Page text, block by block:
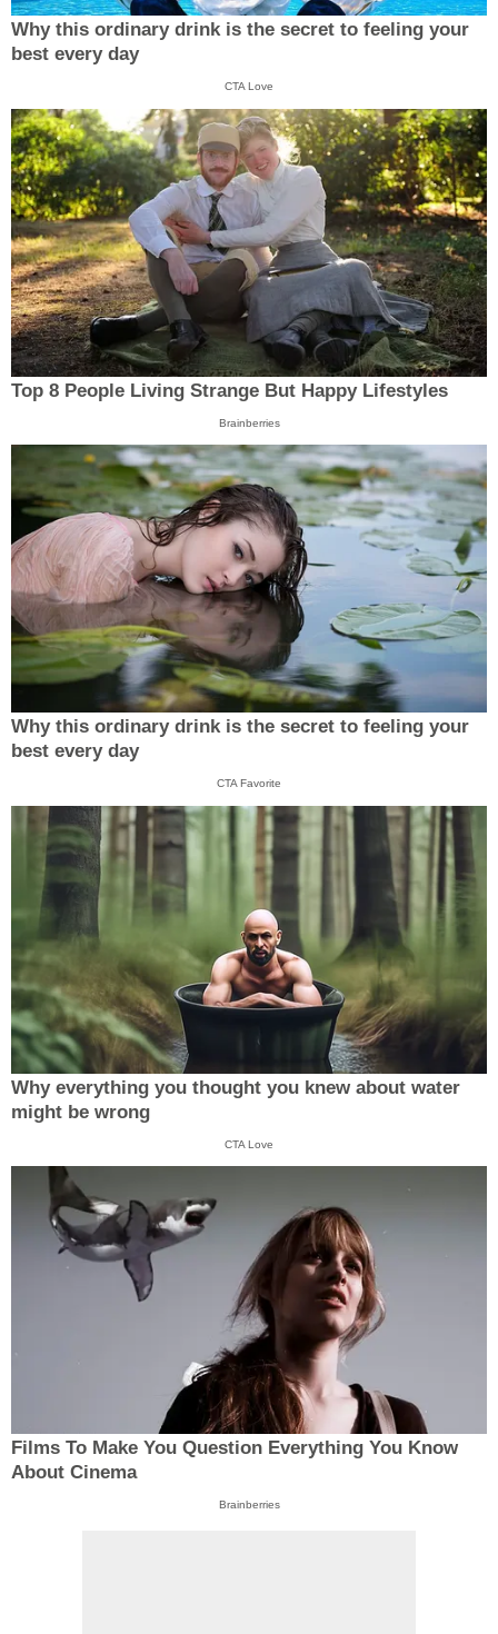
Why this ordinary drink is the secret to feeling your
best every day
CTA Love
Top 8 People Living Strange But Happy Lifestyles
Brainberries
Why this ordinary drink is the secret to feeling your
best every day
CTA Favorite
Why everything you thought you knew about water
might be wrong
CTA Love
Films To Make You Question Everything You Know
About Cinema
Brainberries